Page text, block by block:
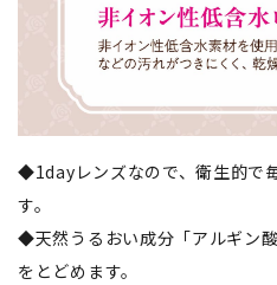
◆1dayレンズなので、衛生的で
す。
◆天然うるおい成分「アルギン
をとどめます。